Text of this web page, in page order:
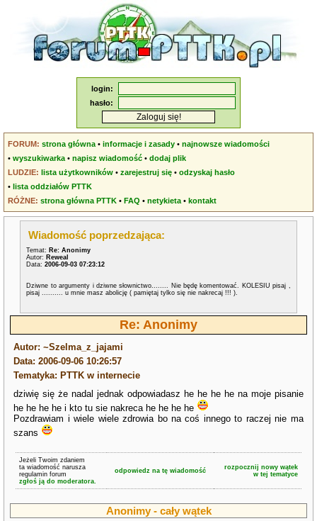
login:
hasło:
FORUM: strona główna •informacje i zasady •najnowsze wiadomości
•wyszukiwarka •napisz wiadomość •dodaj plik
LUDZIE: lista użytkowników •zarejestruj się •odzyskaj hasło
•lista oddziałów PTTK
RÓŻNE: strona główna PTTK •FAQ •netykieta •kontakt
Wiadomość poprzedzająca:
Temat: Re: Anonimy
Autor: Reweal
Data:2006-09-03 07:23:12
Dziwne to argumenty i dziwne słownictwo........ Nie będę komentować. KOLESIU pisaj ,
pisaj .......... u mnie masz abolicję ( pamiętaj tylko się nie nakrecaj !!! ).
Re: Anonimy
Autor: ~Szelma_z_jajami
Data: 2006-09-06 10:26:57
Tematyka: PTTK w internecie
dziwię się że nadal jednak odpowiadasz he he he he na moje pisanie
he he he he i kto tu sie nakreca he he he he
Pozdrawiam i wiele wiele zdrowia bo na coś innego to raczej nie ma
szans
Jeżeli Twoim zdaniem
ta wiadomość narusza
regulamin forum
zgłoś ją do moderatora.
odpowiedz na tę wiadomość
rozpocznij nowy wątek
w tej tematyce
Anonimy - cały wątek